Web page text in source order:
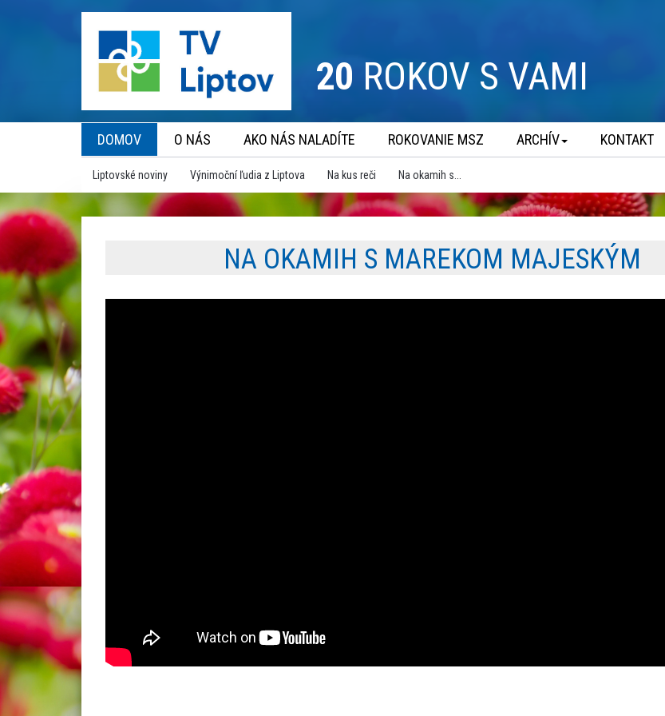
20 ROKOV S VAMI
DOMOV O NÁS AKO NÁS NALADÍTE ROKOVANIE MSZ ARCHÍV KONTAKT
Liptovské noviny Výnimoční ľudia z Liptova Na kus reči Na okamih s...
NA OKAMIH S MAREKOM MAJESKÝM